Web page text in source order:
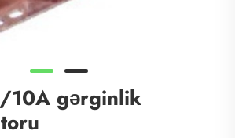
10A gərginlik